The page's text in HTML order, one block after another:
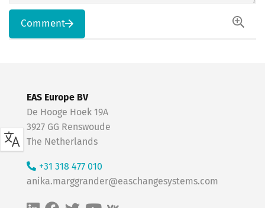
Comment
EAS Europe BV
De Hooge Hoek 19A
3927 GG Renswoude
The Netherlands
+31 318 477 010
anika.marggrander@easchangesystems.com